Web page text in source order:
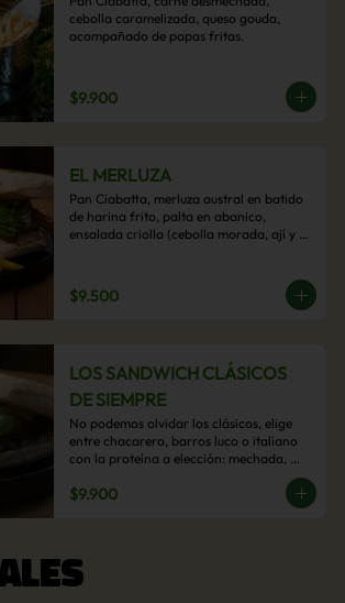
cebolla caramelizada, queso gouda,
acompañado de papas fritas.
$9.900
EL MERLUZA
Pan Ciabatta, merluza austral en batido
de harina frito, palta en abanico,
ensalada criolla (cebolla morada, ají y
$9.500
LOS SANDWICH CLÁSICOS
DE SIEMPRE
No podemos olvidar los clásicos, elige
entre chacarero, barros luco o italiano
con la proteína a elección: mechada,
acompañamiento de papas fritas.
$9.900